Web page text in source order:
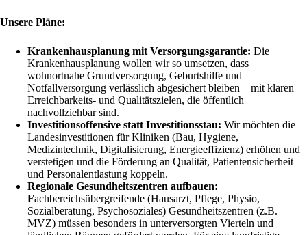
Unsere Pläne:
Krankenhausplanung mit Versorgungsgarantie: Die
Krankenhausplanung wollen wir so umsetzen, dass
wohnortnahe Grundversorgung, Geburtshilfe und
Notfallversorgung verlässlich abgesichert bleiben – mit klaren
Erreichbarkeits- und Qualitätszielen, die öffentlich
nachvollziehbar sind.
Investitionsoffensive statt Investitionsstau: Wir möchten die
Landesinvestitionen für Kliniken (Bau, Hygiene,
Medizintechnik, Digitalisierung, Energieeffizienz) erhöhen und
verstetigen und die Förderung an Qualität, Patientensicherheit
und Personalentlastung koppeln.
Regionale Gesundheitszentren aufbauen:
Fachbereichsübergreifende (Hausarzt, Pflege, Physio,
Sozialberatung, Psychosoziales) Gesundheitszentren (z.B.
MVZ) müssen besonders in unterversorgten Vierteln und